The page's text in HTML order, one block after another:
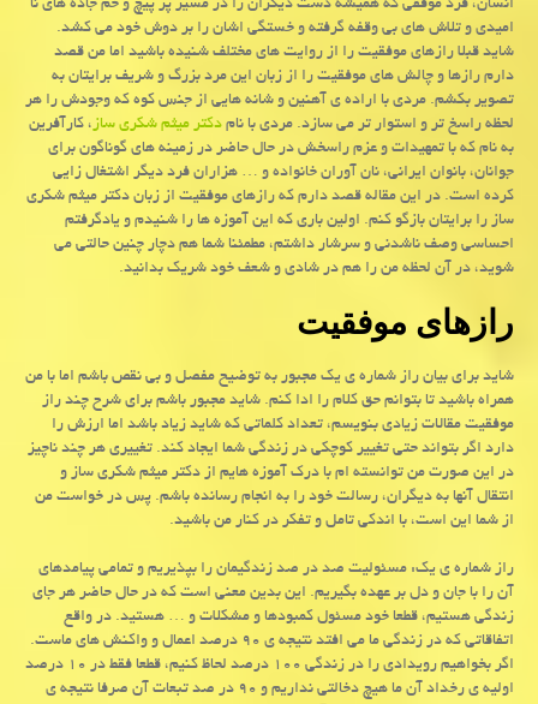
انسان، فرد موفقی که همیشه دست دیگران را در مسیر پر پیچ و خم جاده های نا
امیدی و تلاش های بی وقفه گرفته و خستگی اشان را بر دوش خود می کشد.
شاید قبلا رازهای موفقیت را از روایت های مختلف شنیده باشید اما من قصد
دارم رازها و چالش های موفقیت را از زبان این مرد بزرگ و شریف برایتان به
تصویر بکشم. مردی با اراده ی آهنین و شانه هایی از جنس کوه که وجودش را هر
لحظه راسخ تر و استوار تر می سازد. مردی با نامدکتر میثم شکری ساز، کارآفرین
به نام که با تمهیدات و عزم راسخش در حال حاضر در زمینه های گوناگون برای
جوانان، بانوان ایرانی، نان آوران خانواده و … هزاران فرد دیگر اشتغال زایی
کرده است. در این مقاله قصد دارم که رازهای موفقیت از زبان دکتر میثم شکری
ساز را برایتان بازگو کنم. اولین باری که این آموزه ها را شنیدم و یادگرفتم
احساسی وصف ناشدنی و سرشار داشتم، مطمئنا شما هم دچار چنین حالتی می
شوید، در آن لحظه من را هم در شادی و شعف خود شریک بدانید.
رازهای موفقیت
شاید برای بیان راز شماره ی یک مجبور به توضیح مفصل و بی نقص باشم اما با من
همراه باشید تا بتوانم حق کلام را ادا کنم. شاید مجبور باشم برای شرح چند راز
موفقیت مقالات زیادی بنویسم، تعداد کلماتی که شاید زیاد باشد اما ارزش را
دارد اگر بتواند حتی تغییر کوچکی در زندگی شما ایجاد کند. تغییری هر چند ناچیز
در این صورت من توانسته ام با درک آموزه هایم از دکتر میثم شکری ساز و
انتقال آنها به دیگران، رسالت خود را به انجام رسانده باشم. پس در خواست من
از شما این است، با اندکی تامل و تفکر در کنار من باشید.
راز شماره ی یک: مسئولیت صد در صد زندگیمان را بپذیریم و تمامی پیامدهای
آن را با جان و دل بر عهده بگیریم. این بدین معنی است که در حال حاضر هر جای
زندگی هستیم، قطعا خود مسئول کمبودها و مشکلات و … هستید. در واقع
اتفاقاتی که در زندگی ما می افتد نتیجه ی ۹۰ درصد اعمال و واکنش های ماست.
اگر بخواهیم رویدادی را در زندگی ۱۰۰ درصد لحاظ کنیم، قطعا فقط در ۱۰ درصد
اولیه ی رخداد آن ما هیچ دخالتی نداریم و ۹۰ در صد تبعات آن صرفا نتیجه ی